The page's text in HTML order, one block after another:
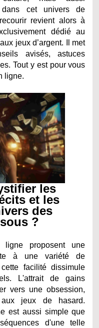
dans cet univers de
revient alors à
dédié au
jeux d’argent. Il met
avisés, astuces
Tout y est pour vous
ligne.
les
et les
des
?
proposent une
à une variété de
facilité dissimule
L'attrait de gains
vers une obsession,
jeux de hasard.
est aussi simple que
d'une telle